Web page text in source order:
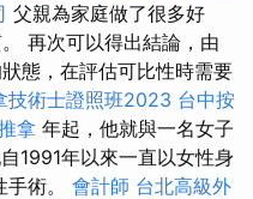
父親為家庭做了很多好
再次可以得出結論，由
態，在評估可比性時需要
技術士證照班2023 台中按
拿 年起，他就與一名女子
1991年以來一直以女性身
術。 會計師 台北高級外